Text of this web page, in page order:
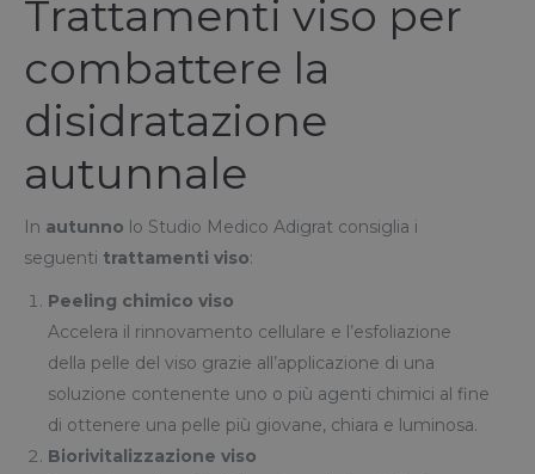
Trattamenti viso per
combattere la
disidratazione
autunnale
In autunno lo Studio Medico Adigrat consiglia i
seguenti trattamenti viso:
Peeling chimico viso
Accelera il rinnovamento cellulare e l’esfoliazione
della pelle del viso grazie all’applicazione di una
soluzione contenente uno o più agenti chimici al fine
di ottenere una pelle più giovane, chiara e luminosa.
Biorivitalizzazione viso